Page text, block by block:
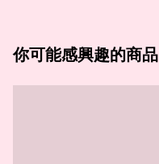
你可能感興趣的商品